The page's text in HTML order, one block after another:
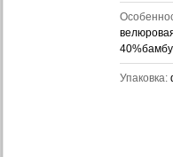
Упаковка: